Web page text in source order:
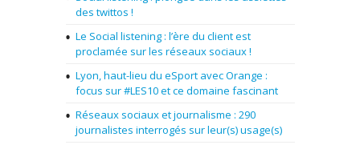
des twittos !
Le Social listening : l’ère du client est
proclamée sur les réseaux sociaux !
Lyon, haut-lieu du eSport avec Orange :
focus sur #LES10 et ce domaine fascinant
Réseaux sociaux et journalisme : 290
journalistes interrogés sur leur(s) usage(s)